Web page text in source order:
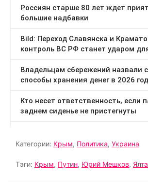
Категории: Крым, Политика, Украина
Тэги: Крым, Путин, Юрий Мешков, Ялта